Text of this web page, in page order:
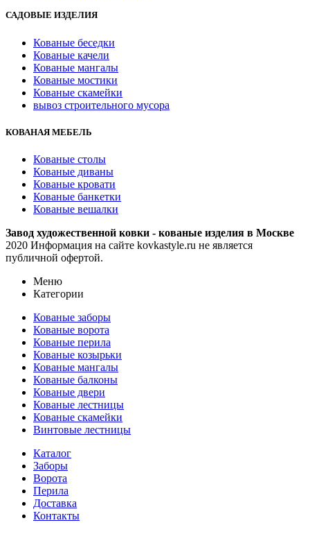
САДОВЫЕ ИЗДЕЛИЯ
Кованые беседки
Кованые качели
Кованые мангалы
Кованые мостики
Кованые скамейки
вывоз строительного мусора
КОВАНАЯ МЕБЕЛЬ
Кованые столы
Кованые диваны
Кованые кровати
Кованые банкетки
Кованые вешалки
Завод художественной ковки - кованые изделия в Москве
2020 Информация на сайте kovkastyle.ru не является
публичной офертой.
Меню
Категории
Кованые заборы
Кованые ворота
Кованые перила
Кованые козырьки
Кованые мангалы
Кованые балконы
Кованые двери
Кованые лестницы
Кованые скамейки
Винтовые лестницы
Каталог
Заборы
Ворота
Перила
Доставка
Контакты